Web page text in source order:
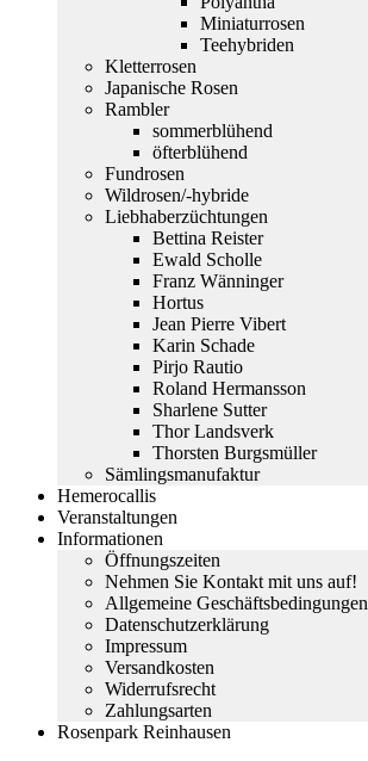
Miniaturrosen
Teehybriden
Kletterrosen
Japanische Rosen
Rambler
sommerblühend
öfterblühend
Fundrosen
Wildrosen/-hybride
Liebhaberzüchtungen
Bettina Reister
Ewald Scholle
Franz Wänninger
Hortus
Jean Pierre Vibert
Karin Schade
Pirjo Rautio
Roland Hermansson
Sharlene Sutter
Thor Landsverk
Thorsten Burgsmüller
Sämlingsmanufaktur
Hemerocallis
Veranstaltungen
Informationen
Öffnungszeiten
Nehmen Sie Kontakt mit uns auf!
Allgemeine Geschäftsbedingungen
Datenschutzerklärung
Impressum
Versandkosten
Widerrufsrecht
Zahlungsarten
Rosenpark Reinhausen